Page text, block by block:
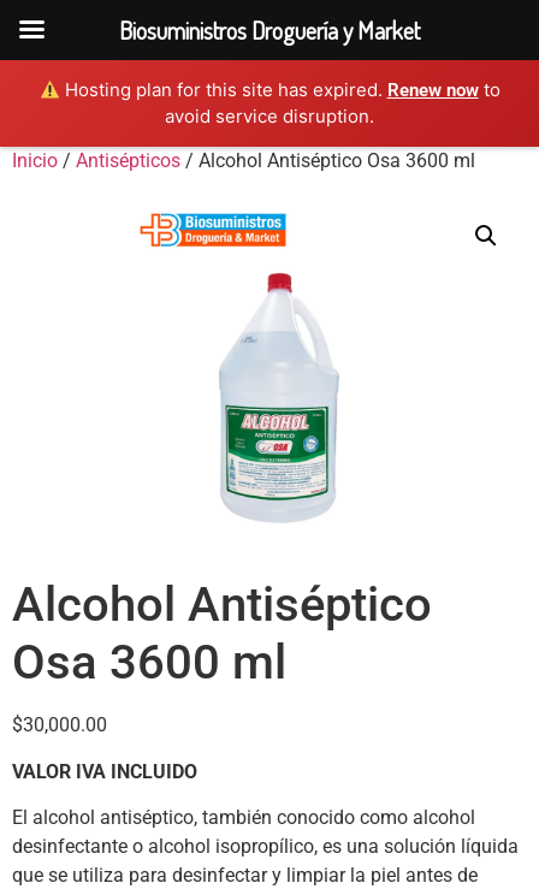
Hosting plan for this site has expired. Renew nowto
avoid service disruption.
Inicio / Antisépticos / Alcohol Antiséptico Osa 3600 ml
Alcohol Antiséptico
Osa 3600 ml
$30,000.00
VALOR IVA INCLUIDO
El alcohol antiséptico, también conocido como alcohol
desinfectante o alcohol isopropílico, es una solución líquida
que se utiliza para desinfectar y limpiar la piel antes de
Biosuministros Droguería y Market